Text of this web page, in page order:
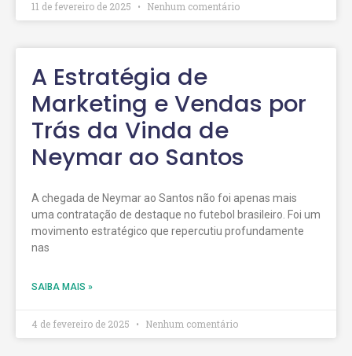
11 de fevereiro de 2025 Nenhum comentário
A Estratégia de
Marketing e Vendas por
Trás da Vinda de
Neymar ao Santos
A chegada de Neymar ao Santos não foi apenas mais
uma contratação de destaque no futebol brasileiro. Foi um
movimento estratégico que repercutiu profundamente
nas
SAIBA MAIS »
4 de fevereiro de 2025 Nenhum comentário